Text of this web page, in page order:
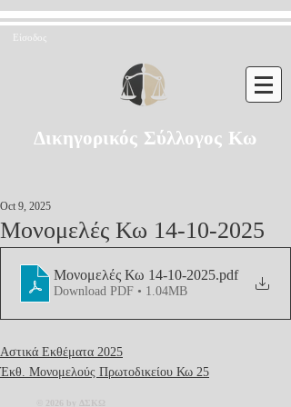
Είσοδος
Δικηγορικός Σύλλογος Κω
Μονομελές Κω 14-10-2025
Oct 9, 2025
Μονομελές Κω 14-10-2025.pdf
Download PDF • 1.04MB
Αστικά Εκθέματα 2025
Έκθ. Μονομελούς Πρωτοδικείου Κω 25
© 2026 by ΔΣΚΩ